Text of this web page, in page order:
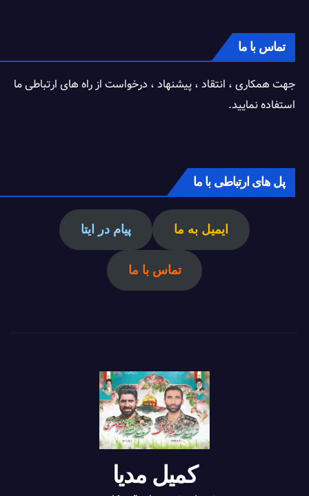
تماس با ما
جهت همکاری ، انتقاد ، پیشنهاد ، درخواست از راه های ارتباطی ما
استفاده نمایید.
پل های ارتباطی با ما
ایمیل به ما پیام در ایتا
تماس با ما
کمیل مدیا